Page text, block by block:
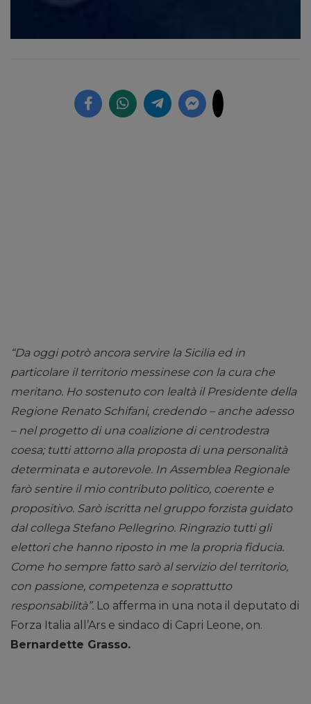
“Da oggi potrò ancora servire la Sicilia ed in
particolare il territorio messinese con la cura che
meritano. Ho sostenuto con lealtà il Presidente della
Regione Renato Schifani, credendo – anche adesso
– nel progetto di una coalizione di centrodestra
coesa; tutti attorno alla proposta di una personalità
determinata e autorevole. In Assemblea Regionale
farò sentire il mio contributo politico, coerente e
propositivo. Sarò iscritta nel gruppo forzista guidato
dal collega Stefano Pellegrino. Ringrazio tutti gli
elettori che hanno riposto in me la propria fiducia.
Come ho sempre fatto sarò al servizio del territorio,
con passione, competenza e soprattutto
responsabilità”. Lo afferma in una nota il deputato di
Forza Italia all’Ars e sindaco di Capri Leone, on.
Bernardette Grasso.